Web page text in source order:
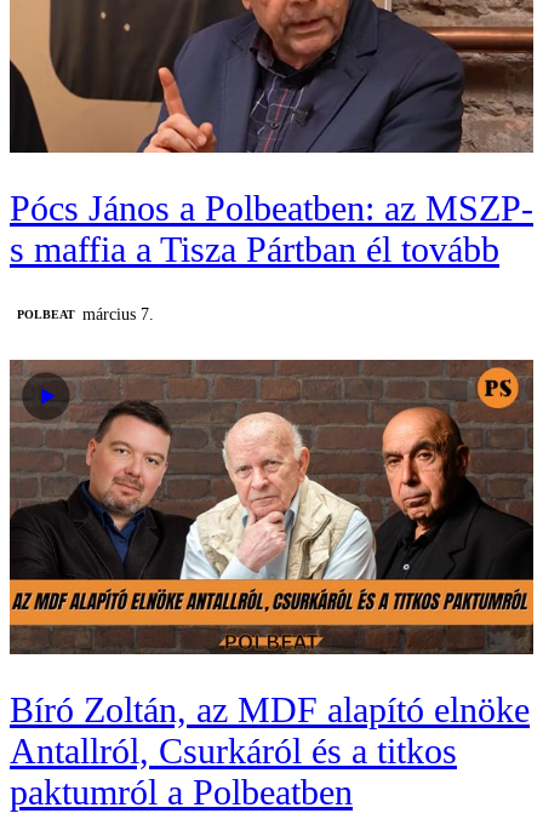
Pócs János a Polbeatben: az MSZP-
s maffia a Tisza Pártban él tovább
‎POLBEAT március 7.
Bíró Zoltán, az MDF alapító elnöke
Antallról, Csurkáról és a titkos
paktumról a Polbeatben